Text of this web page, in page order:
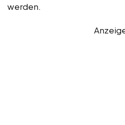
werden.